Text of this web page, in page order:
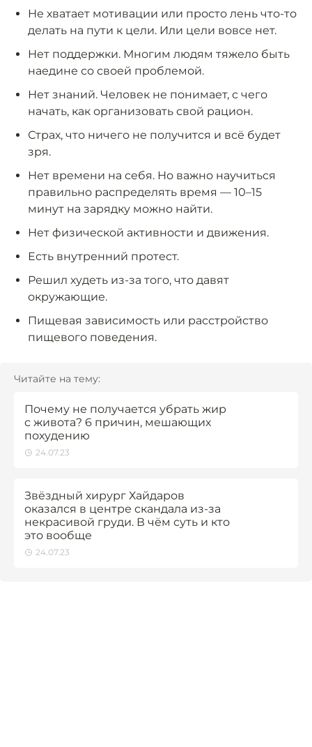
Не хватает мотивации или просто лень что-то
делать на пути к цели. Или цели вовсе нет.
Нет поддержки. Многим людям тяжело быть
наедине со своей проблемой.
Нет знаний. Человек не понимает, с чего
начать, как организовать свой рацион.
Страх, что ничего не получится и всё будет
зря.
Нет времени на себя. Но важно научиться
правильно распределять время — 10–15
минут на зарядку можно найти.
Нет физической активности и движения.
Есть внутренний протест.
Решил худеть из-за того, что давят
окружающие.
Пищевая зависимость или расстройство
пищевого поведения.
Читайте на тему:
Почему не получается убрать жир
с живота? 6 причин, мешающих
похудению
24.07.23
Звёздный хирург Хайдаров
оказался в центре скандала из-за
некрасивой груди. В чём суть и кто
это вообще
24.07.23